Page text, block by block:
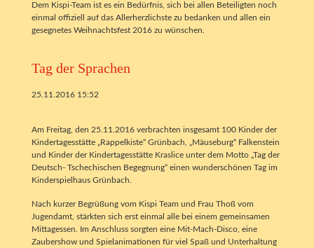
Dem Kispi-Team ist es ein Bedürfnis, sich bei allen Beteiligten noch
einmal offiziell auf das Allerherzlichste zu bedanken und allen ein
gesegnetes Weihnachtsfest 2016 zu wünschen.
Tag der Sprachen
25.11.2016 15:52
Am Freitag, den 25.11.2016 verbrachten insgesamt 100 Kinder der
Kindertagesstätte „Rappelkiste“ Grünbach, „Mäuseburg“ Falkenstein
und Kinder der Kindertagesstätte Kraslice unter dem Motto „Tag der
Deutsch- Tschechischen Begegnung“ einen wunderschönen Tag im
Kinderspielhaus Grünbach.
Nach kurzer Begrüßung vom Kispi Team und Frau Thoß vom
Jugendamt, stärkten sich erst einmal alle bei einem gemeinsamen
Mittagessen. Im Anschluss sorgten eine Mit-Mach-Disco, eine
Zaubershow und Spielanimationen für viel Spaß und Unterhaltung